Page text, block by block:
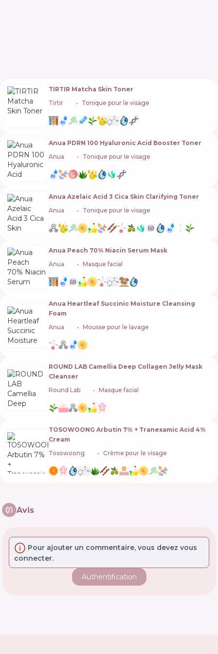
TIRTIR Matcha Skin Toner
Tirtir
Tonique pour le visage
Anua PDRN 100 Hyaluronic Acid Booster Toner
Anua
Tonique pour le visage
Anua Azelaic Acid 3 Cica Skin Clarifying Toner
Anua
Tonique pour le visage
Anua Peach 70% Niacin Serum Mask
Anua
Masque facial
Anua Heartleaf Succinic Moisture Cleansing
Foam
Anua
Mousse pour le lavage
ROUND LAB Camellia Deep Collagen Jelly Mask
Cleanser
Round Lab
Masque facial
TOSOWOONG Arbutin 7% + Tranexamic Acid 4%
Cream
Tosowoong
Crème pour le visage
Avis
Pour ajouter un commentaire, vous devez vous
connecter.
Authentification